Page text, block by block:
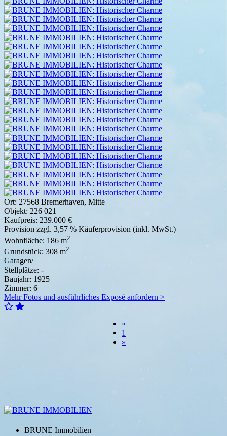
Ort: 27568 Bremerhaven, Mitte
Objekt: 226 021
Kaufpreis: 239.000 €
Provision zzgl. 3,57 % Käuferprovision (inkl. MwSt.)
Wohnfläche: 186 m2
Grundstück: 308 m2
Garagen/
Stellplätze: -
Baujahr: 1925
Zimmer: 6
Mehr Fotos und ausführliches Exposé anfordern >
«
1
»
BRUNE Immobilien